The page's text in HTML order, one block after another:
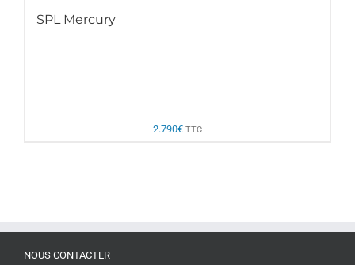
SPL Mercury
2.790€ TTC
NOUS CONTACTER